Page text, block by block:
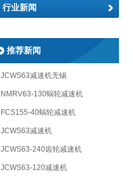
行业新闻
推荐新闻
JCWS63减速机无锡
NMRV63-130蜗轮减速机
FCS155-40蜗轮减速机
JCWS63减速机
JCWS63-240齿轮减速机
JCWS63-120减速机